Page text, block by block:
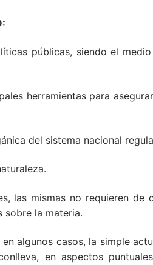
públicas, siendo el
herramientas para
del sistema nacional
las mismas no requieren de
sobre la materia.
algunos casos, la simple
en aspectos